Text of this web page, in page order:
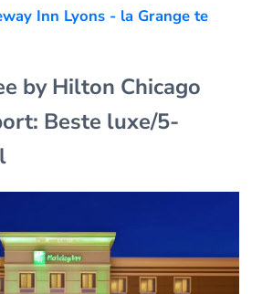
Inn Lyons - la Grange te
by Hilton Chicago
Beste luxe/5-